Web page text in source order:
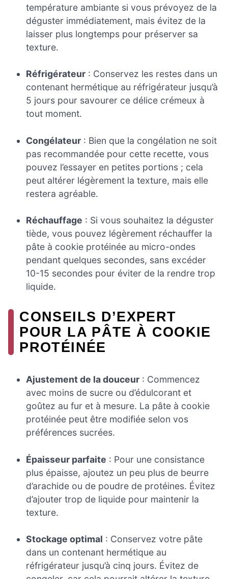
température ambiante si vous prévoyez de la
déguster immédiatement, mais évitez de la
laisser plus longtemps pour préserver sa
texture.
Réfrigérateur : Conservez les restes dans un
contenant hermétique au réfrigérateur jusqu’à
5 jours pour savourer ce délice crémeux à
tout moment.
Congélateur : Bien que la congélation ne soit
pas recommandée pour cette recette, vous
pouvez l’essayer en petites portions ; cela
peut altérer légèrement la texture, mais elle
restera agréable.
Réchauffage : Si vous souhaitez la déguster
tiède, vous pouvez légèrement réchauffer la
pâte à cookie protéinée au micro-ondes
pendant quelques secondes, sans excéder
10-15 secondes pour éviter de la rendre trop
liquide.
CONSEILS D’EXPERT
POUR LA PÂTE À COOKIE
PROTÉINÉE
Ajustement de la douceur : Commencez
avec moins de sucre ou d’édulcorant et
goûtez au fur et à mesure. La pâte à cookie
protéinée peut être modifiée selon vos
préférences sucrées.
Épaisseur parfaite : Pour une consistance
plus épaisse, ajoutez un peu plus de beurre
d’arachide ou de poudre de protéines. Évitez
d’ajouter trop de liquide pour maintenir la
texture.
Stockage optimal : Conservez votre pâte
dans un contenant hermétique au
réfrigérateur jusqu’à cinq jours. Évitez de